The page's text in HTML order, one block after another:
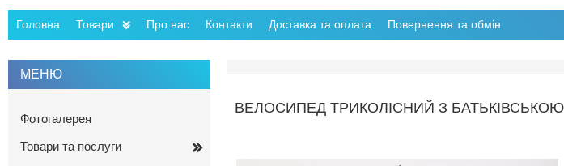
Головна Товари Про нас Контакти Доставка та оплата Повернення та обмін
ВЕЛОСИПЕД ТРИКОЛІСНИЙ З БАТЬКІВСЬКОЮ
Фотогалерея
Товари та послуги